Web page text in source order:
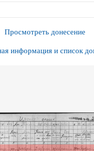
Просмотреть донесение
информация и список